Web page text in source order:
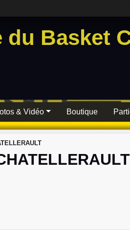
Basket
& Vidéo Boutique